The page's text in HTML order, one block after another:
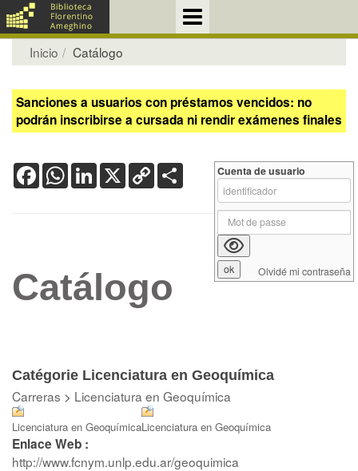
Inicio Catálogo
Sanciones a usuarios con préstamos vencidos: no
podrán inscribirse a cursada ni rendir exámenes finales
FacebookWhatsApp
LinkedIn
X Copy
Link
Catálogo
Catégorie Licenciatura en Geoquímica
Carreras > Licenciatura en Geoquímica
Licenciatura en GeoquímicaLicenciatura en Geoquímica
Enlace Web :
http://www.fcnym.unlp.edu.ar/geoquimica
Cuenta de usuario
Olvidé mi contraseña